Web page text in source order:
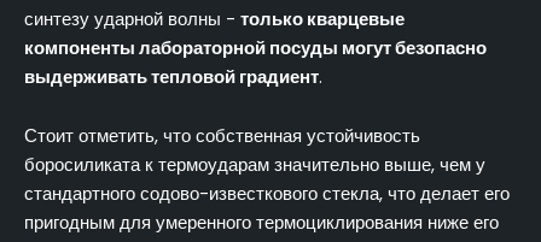
синтезу ударной волны - только кварцевые
компоненты лабораторной посуды могут безопасно
выдерживать тепловой градиент.
Стоит отметить, что собственная устойчивость
боросиликата к термоударам значительно выше, чем у
стандартного содово-известкового стекла, что делает его
пригодным для умеренного термоциклирования ниже его